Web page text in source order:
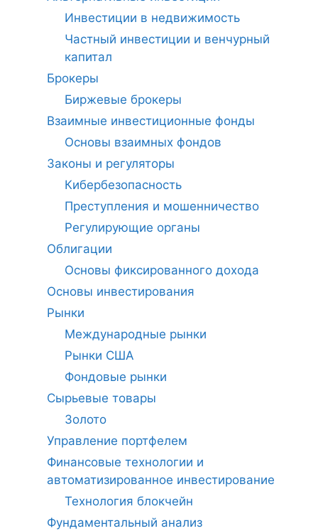
Инвестиции в недвижимость
Частный инвестиции и венчурный
капитал
Брокеры
Биржевые брокеры
Взаимные инвестиционные фонды
Основы взаимных фондов
Законы и регуляторы
Кибербезопасность
Преступления и мошенничество
Регулирующие органы
Облигации
Основы фиксированного дохода
Основы инвестирования
Рынки
Международные рынки
Рынки США
Фондовые рынки
Сырьевые товары
Золото
Управление портфелем
Финансовые технологии и
автоматизированное инвестирование
Технология блокчейн
Фундаментальный анализ